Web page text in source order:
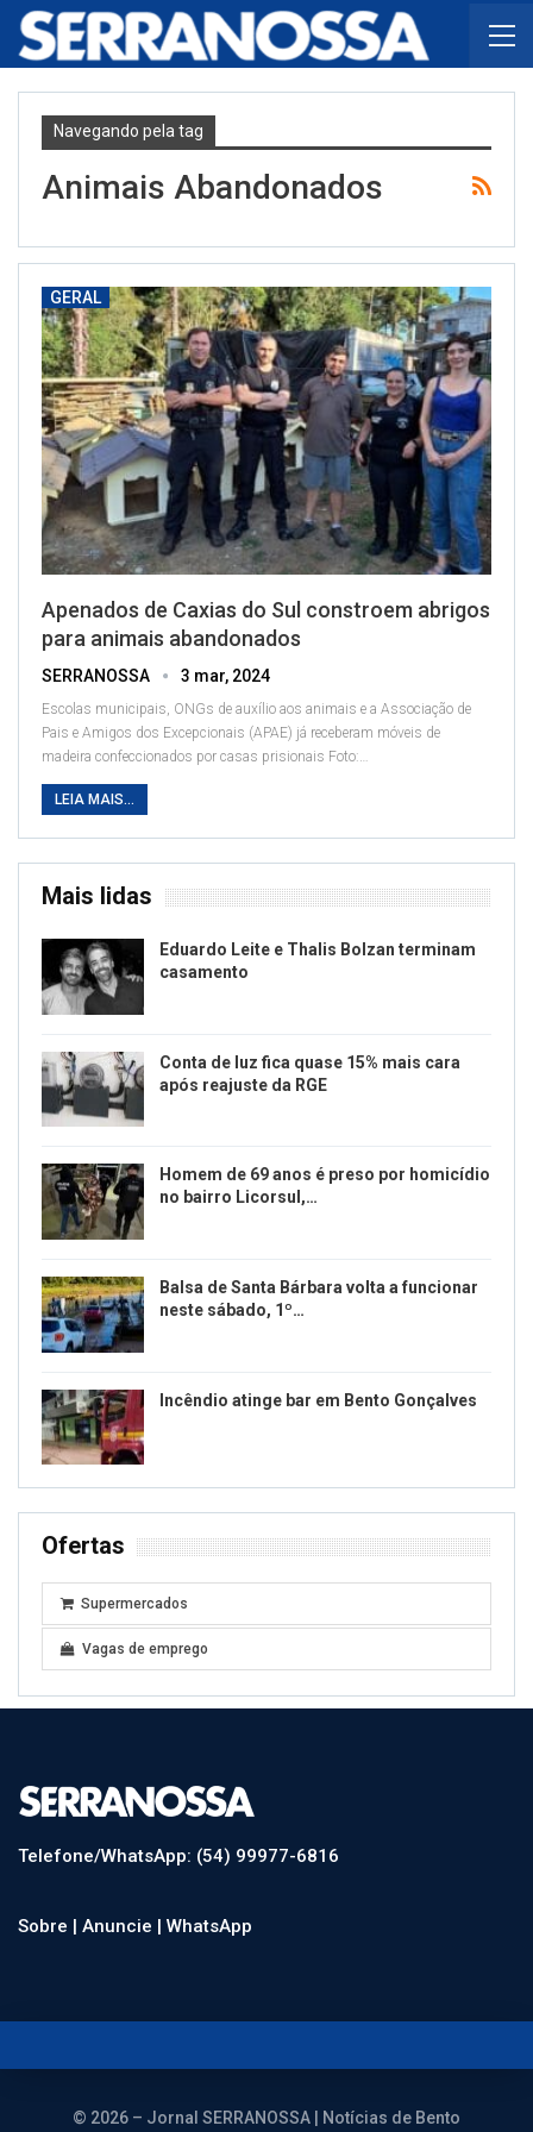
Navegando pela tag
Animais Abandonados
GERAL
Apenados de Caxias do Sul constroem abrigos
para animais abandonados
SERRANOSSA 3 mar, 2024
Escolas municipais, ONGs de auxílio aos animais e a Associação de
Pais e Amigos dos Excepcionais (APAE) já receberam móveis de
madeira confeccionados por casas prisionais Foto:…
LEIA MAIS...
Mais lidas
Eduardo Leite e Thalis Bolzan terminam
casamento
Conta de luz fica quase 15% mais cara
após reajuste da RGE
Homem de 69 anos é preso por homicídio
no bairro Licorsul,…
Balsa de Santa Bárbara volta a funcionar
neste sábado, 1º…
Incêndio atinge bar em Bento Gonçalves
Ofertas
Supermercados
Vagas de emprego
Telefone/WhatsApp: (54) 99977-6816
Sobre | Anuncie | WhatsApp
© 2026 – Jornal SERRANOSSA | Notícias de Bento